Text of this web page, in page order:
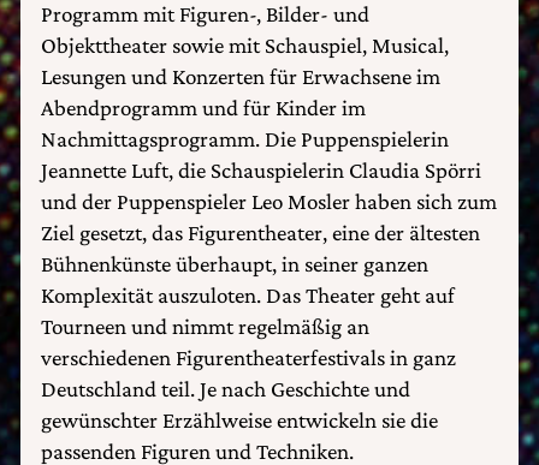
Programm mit Figuren-, Bilder- und
Objekttheater sowie mit Schauspiel, Musical,
Lesungen und Konzerten für Erwachsene im
Abendprogramm und für Kinder im
Nachmittagsprogramm. Die Puppenspielerin
Jeannette Luft, die Schauspielerin Claudia Spörri
und der Puppenspieler Leo Mosler haben sich zum
Ziel gesetzt, das Figurentheater, eine der ältesten
Bühnenkünste überhaupt, in seiner ganzen
Komplexität auszuloten. Das Theater geht auf
Tourneen und nimmt regelmäßig an
verschiedenen Figurentheaterfestivals in ganz
Deutschland teil. Je nach Geschichte und
gewünschter Erzählweise entwickeln sie die
passenden Figuren und Techniken.